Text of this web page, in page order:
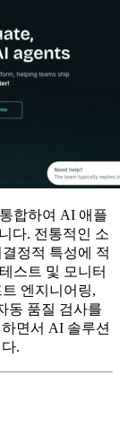
합하여 AI 애플
다. 전통적인 소
정적 특성에 적
스트 및 모니터
엔지니어링,
동 품질 검사를
면서 AI 솔루션
.